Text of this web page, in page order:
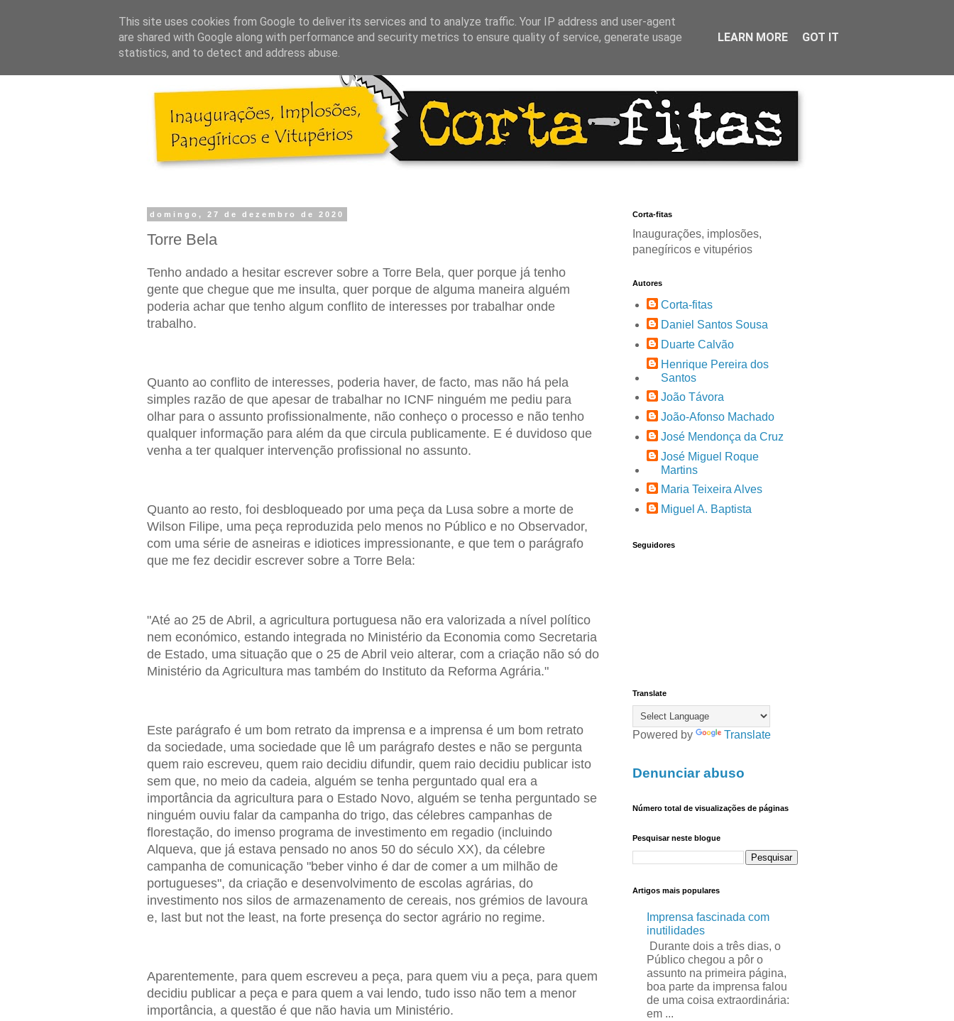
domingo, 27 de dezembro de 2020
Torre Bela
Tenho andado a hesitar escrever sobre a Torre Bela, quer porque já tenho
gente que chegue que me insulta, quer porque de alguma maneira alguém
poderia achar que tenho algum conflito de interesses por trabalhar onde
trabalho.
Quanto ao conflito de interesses, poderia haver, de facto, mas não há pela
simples razão de que apesar de trabalhar no ICNF ninguém me pediu para
olhar para o assunto profissionalmente, não conheço o processo e não tenho
qualquer informação para além da que circula publicamente. E é duvidoso que
venha a ter qualquer intervenção profissional no assunto.
Quanto ao resto, foi desbloqueado por uma peça da Lusa sobre a morte de
Wilson Filipe, uma peça reproduzida pelo menos no Público e no Observador,
com uma série de asneiras e idiotices impressionante, e que tem o parágrafo
que me fez decidir escrever sobre a Torre Bela:
"Até ao 25 de Abril, a agricultura portuguesa não era valorizada a nível político
nem económico, estando integrada no Ministério da Economia como Secretaria
de Estado, uma situação que o 25 de Abril veio alterar, com a criação não só do
Ministério da Agricultura mas também do Instituto da Reforma Agrária."
Este parágrafo é um bom retrato da imprensa e a imprensa é um bom retrato
da sociedade, uma sociedade que lê um parágrafo destes e não se pergunta
quem raio escreveu, quem raio decidiu difundir, quem raio decidiu publicar isto
sem que, no meio da cadeia, alguém se tenha perguntado qual era a
importância da agricultura para o Estado Novo, alguém se tenha perguntado se
ninguém ouviu falar da campanha do trigo, das célebres campanhas de
florestação, do imenso programa de investimento em regadio (incluindo
Alqueva, que já estava pensado no anos 50 do século XX), da célebre
campanha de comunicação "beber vinho é dar de comer a um milhão de
portugueses", da criação e desenvolvimento de escolas agrárias, do
investimento nos silos de armazenamento de cereais, nos grémios de lavoura
e, last but not the least, na forte presença do sector agrário no regime.
Aparentemente, para quem escreveu a peça, para quem viu a peça, para quem
decidiu publicar a peça e para quem a vai lendo, tudo isso não tem a menor
importância, a questão é que não havia um Ministério.
Corta-fitas
Inaugurações, implosões,
panegíricos e vitupérios
Autores
Corta-fitas
Daniel Santos Sousa
Duarte Calvão
Henrique Pereira dos
Santos
João Távora
João-Afonso Machado
José Mendonça da Cruz
José Miguel Roque
Martins
Maria Teixeira Alves
Miguel A. Baptista
Seguidores
Translate
Powered by Translate
Denunciar abuso
Número total de visualizações de páginas
Pesquisar neste blogue
Artigos mais populares
Imprensa fascinada com
inutilidades
Durante dois a três dias, o
Público chegou a pôr o
assunto na primeira página,
boa parte da imprensa falou
de uma coisa extraordinária:
em ...
This site uses cookies from Google to deliver its services and to analyze traffic. Your IP address and user-agent
are shared with Google along with performance and security metrics to ensure quality of service, generate usage
statistics, and to detect and address abuse.
LEARN MORE GOT IT